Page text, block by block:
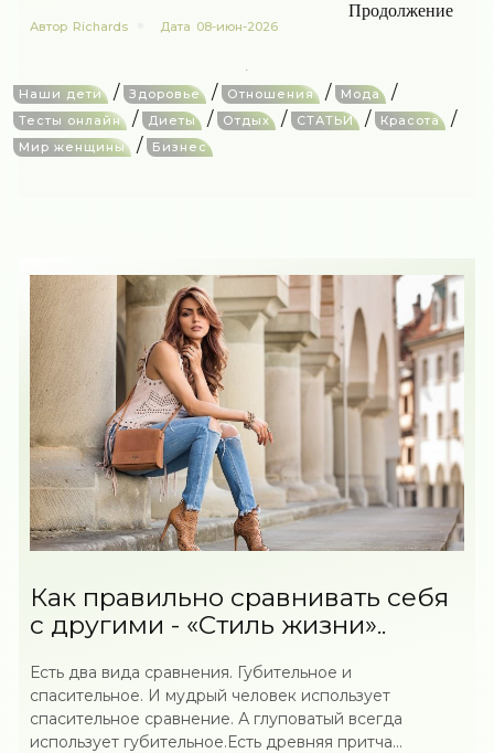
Продолжение
Автор Richards Дата 08-июн-2026
Наши дети / Здоровье / Отношения / Мода /
Тесты онлайн / Диеты / Отдых / СТАТЬИ / Красота /
Мир женщины / Бизнес
Как правильно сравнивать себя
с другими - «Стиль жизни»..
Есть два вида сравнения. Губительное и
спасительное. И мудрый человек использует
спасительное сравнение. А глуповатый всегда
использует губительное.Есть древняя притча...